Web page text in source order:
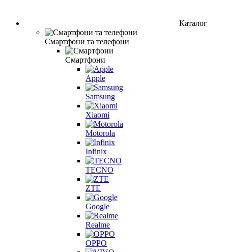
Каталог
Смартфони та телефони
Смартфони
Apple
Samsung
Xiaomi
Motorola
Infinix
TECNO
ZTE
Google
Realme
OPPO